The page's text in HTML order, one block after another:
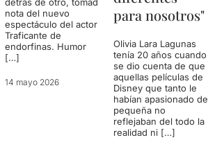
nota del nuevo
espectáculo del actor
Traficante de
endorfinas. Humor
[…]
14 mayo 2026
para nosotros"
Olivia Lara Lagunas
tenía 20 años cuando
se dio cuenta de que
aquellas películas de
Disney que tanto le
habían apasionado de
pequeña no
reflejaban del todo la
realidad ni […]